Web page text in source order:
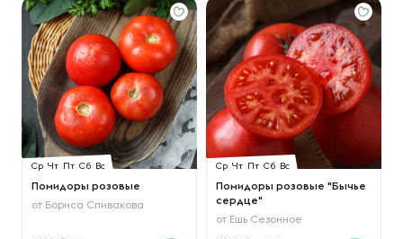
Ср Чт Пт Сб Вс
Помидоры розовые
от Бориса Спивакова
Ср Чт Пт Сб Вс
Помидоры розовые "Бычье
сердце"
от Ешь Сезонное